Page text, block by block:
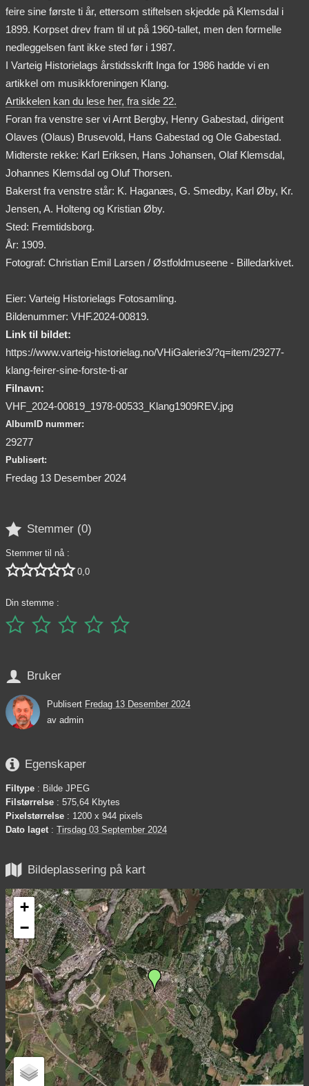
feire sine første ti år, ettersom stiftelsen skjedde på Klemsdal i
1899. Korpset drev fram til ut på 1960-tallet, men den formelle
nedleggelsen fant ikke sted før i 1987.
I Varteig Historielags årstidsskrift Inga for 1986 hadde vi en
artikkel om musikkforeningen Klang.
Artikkelen kan du lese her, fra side 22.
Foran fra venstre ser vi Arnt Bergby, Henry Gabestad, dirigent
Olaves (Olaus) Brusevold, Hans Gabestad og Ole Gabestad.
Midterste rekke: Karl Eriksen, Hans Johansen, Olaf Klemsdal,
Johannes Klemsdal og Oluf Thorsen.
Bakerst fra venstre står: K. Haganæs, G. Smedby, Karl Øby, Kr.
Jensen, A. Holteng og Kristian Øby.
Sted: Fremtidsborg.
År: 1909.
Fotograf: Christian Emil Larsen / Østfoldmuseene - Billedarkivet.
Eier: Varteig Historielags Fotosamling.
Bildenummer: VHF.2024-00819.
Link til bildet:
https://www.varteig-historielag.no/VHiGalerie3/?q=item/29277-
klang-feirer-sine-forste-ti-ar
Filnavn:
VHF_2024-00819_1978-00533_Klang1909REV.jpg
AlbumID nummer:
29277
Publisert:
Fredag 13 Desember 2024
 Stemmer (0)
Stemmer til nå :
 0,0
Din stemme :
    
 Bruker
Publisert Fredag 13 Desember 2024
av admin
 Egenskaper
Filtype : Bilde JPEG
Filstørrelse : 575,64 Kbytes
Pixelstørrelse : 1200 x 944 pixels
Dato laget : Tirsdag 03 September 2024
 Bildeplassering på kart
+
−